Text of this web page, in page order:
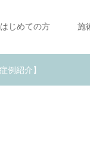
はじめての方 施
例紹介】